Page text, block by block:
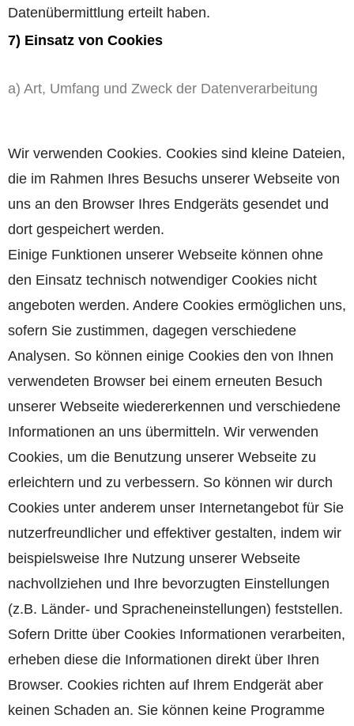
Datenübermittlung erteilt haben.
7) Einsatz von Cookies
a) Art, Umfang und Zweck der Datenverarbeitung
Wir verwenden Cookies. Cookies sind kleine Dateien,
die im Rahmen Ihres Besuchs unserer Webseite von
uns an den Browser Ihres Endgeräts gesendet und
dort gespeichert werden.
Einige Funktionen unserer Webseite können ohne
den Einsatz technisch notwendiger Cookies nicht
angeboten werden. Andere Cookies ermöglichen uns,
sofern Sie zustimmen, dagegen verschiedene
Analysen. So können einige Cookies den von Ihnen
verwendeten Browser bei einem erneuten Besuch
unserer Webseite wiedererkennen und verschiedene
Informationen an uns übermitteln. Wir verwenden
Cookies, um die Benutzung unserer Webseite zu
erleichtern und zu verbessern. So können wir durch
Cookies unter anderem unser Internetangebot für Sie
nutzerfreundlicher und effektiver gestalten, indem wir
beispielsweise Ihre Nutzung unserer Webseite
nachvollziehen und Ihre bevorzugten Einstellungen
(z.B. Länder- und Spracheneinstellungen) feststellen.
Sofern Dritte über Cookies Informationen verarbeiten,
erheben diese die Informationen direkt über Ihren
Browser. Cookies richten auf Ihrem Endgerät aber
keinen Schaden an. Sie können keine Programme